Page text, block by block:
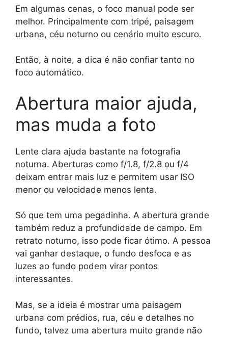
Em algumas cenas, o foco manual pode ser
melhor. Principalmente com tripé, paisagem
urbana, céu noturno ou cenário muito escuro.
Então, à noite, a dica é não confiar tanto no
foco automático.
Abertura maior ajuda,
mas muda a foto
Lente clara ajuda bastante na fotografia
noturna. Aberturas como f/1.8, f/2.8 ou f/4
deixam entrar mais luz e permitem usar ISO
menor ou velocidade menos lenta.
Só que tem uma pegadinha. A abertura grande
também reduz a profundidade de campo. Em
retrato noturno, isso pode ficar ótimo. A pessoa
vai ganhar destaque, o fundo desfoca e as
luzes ao fundo podem virar pontos
interessantes.
Mas, se a ideia é mostrar uma paisagem
urbana com prédios, rua, céu e detalhes no
fundo, talvez uma abertura muito grande não